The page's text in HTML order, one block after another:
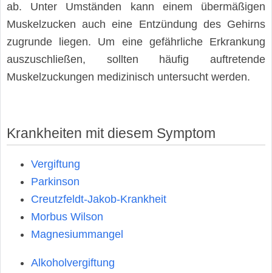
ab. Unter Umständen kann einem übermäßigen
Muskelzucken auch eine Entzündung des Gehirns
zugrunde liegen. Um eine gefährliche Erkrankung
auszuschließen, sollten häufig auftretende
Muskelzuckungen medizinisch untersucht werden.
Krankheiten mit diesem Symptom
Vergiftung
Parkinson
Creutzfeldt-Jakob-Krankheit
Morbus Wilson
Magnesiummangel
Alkoholvergiftung